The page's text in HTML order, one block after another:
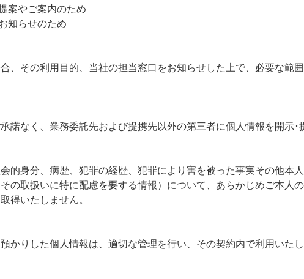
案やご案内のため
知らせのため
、その利用目的、当社の担当窓口をお知らせした上で、必要な範
諾なく、業務委託先および提携先以外の第三者に個人情報を開示･
的身分、病歴、犯罪の経歴、犯罪により害を被った事実その他本
の取扱いに特に配慮を要する情報）について、あらかじめご本人
得いたしません。
かりした個人情報は、適切な管理を行い、その契約内で利用いたし